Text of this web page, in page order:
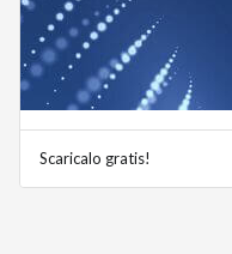
Scaricalo gratis!